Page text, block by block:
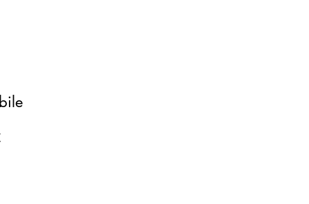
Prezzo